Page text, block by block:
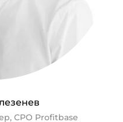
CPO Profitbase